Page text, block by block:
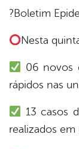
?Boletim
Nesta
06 novos
rápidos nas
13 casos
realizados em